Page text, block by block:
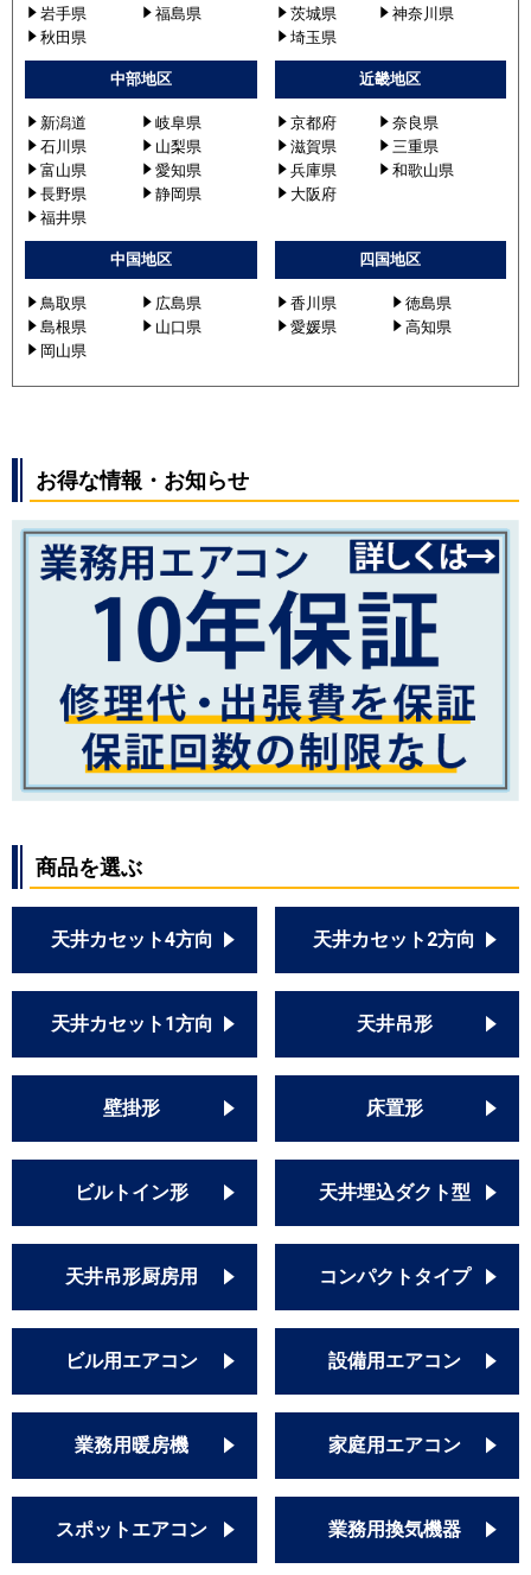
岩手県
福島県
秋田県
茨城県
神奈川県
埼玉県
中部地区
新潟道
岐阜県
石川県
山梨県
富山県
愛知県
長野県
静岡県
福井県
近畿地区
京都府
奈良県
滋賀県
三重県
兵庫県
和歌山県
大阪府
中国地区
鳥取県
広島県
島根県
山口県
岡山県
四国地区
香川県
徳島県
愛媛県
高知県
お得な情報・お知らせ
商品を選ぶ
天井カセット4方向 天井カセット2方向
天井カセット1方向 天井吊形
壁掛形 床置形
ビルトイン形 天井埋込ダクト型
天井吊形厨房用 コンパクトタイプ
ビル用エアコン 設備用エアコン
業務用暖房機 家庭用エアコン
スポットエアコン 業務用換気機器